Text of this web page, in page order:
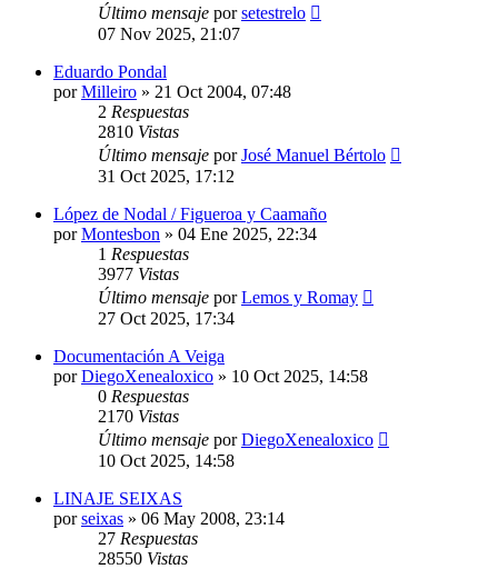
Último mensaje porsetestrelo
07 Nov 2025, 21:07
Eduardo Pondal
porMilleiro » 21 Oct 2004, 07:48
2 Respuestas
2810 Vistas
Último mensaje porJosé Manuel Bértolo
31 Oct 2025, 17:12
López de Nodal / Figueroa y Caamaño
porMontesbon » 04 Ene 2025, 22:34
1 Respuestas
3977 Vistas
Último mensaje porLemos y Romay
27 Oct 2025, 17:34
Documentación A Veiga
porDiegoXenealoxico » 10 Oct 2025, 14:58
0 Respuestas
2170 Vistas
Último mensaje porDiegoXenealoxico
10 Oct 2025, 14:58
LINAJE SEIXAS
porseixas » 06 May 2008, 23:14
27 Respuestas
28550 Vistas